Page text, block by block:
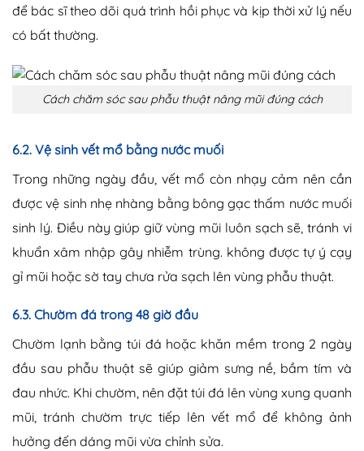
để bác sĩ theo dõi quá trình hồi phục và kịp thời xử lý nếu
có bất thường.
Cách chăm sóc sau phẫu thuật nâng mũi đúng cách
6.2. Vệ sinh vết mổ bằng nước muối
Trong những ngày đầu, vết mổ còn nhạy cảm nên cần
được vệ sinh nhẹ nhàng bằng bông gạc thấm nước muối
sinh lý. Điều này giúp giữ vùng mũi luôn sạch sẽ, tránh vi
khuẩn xâm nhập gây nhiễm trùng. không được tự ý cạy
gỉ mũi hoặc sờ tay chưa rửa sạch lên vùng phẫu thuật.
6.3. Chườm đá trong 48 giờ đầu
Chườm lạnh bằng túi đá hoặc khăn mềm trong 2 ngày
đầu sau phẫu thuật sẽ giúp giảm sưng nề, bầm tím và
đau nhức. Khi chườm, nên đặt túi đá lên vùng xung quanh
mũi, tránh chườm trực tiếp lên vết mổ để không ảnh
hưởng đến dáng mũi vừa chỉnh sửa.